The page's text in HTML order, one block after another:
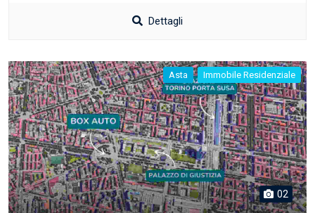
Dettagli
Asta Immobile Residenziale
02